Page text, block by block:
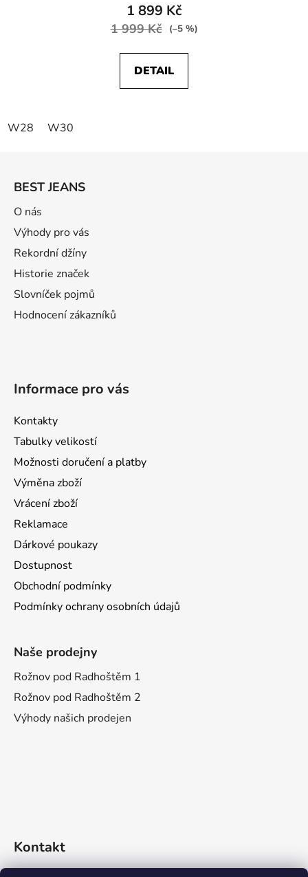
1 899 Kč
1 999 Kč (–5 %)
DETAIL
W28 W30
BEST JEANS
O nás
Výhody pro vás
Rekordní džíny
Historie značek
Slovníček pojmů
Hodnocení zákazníků
Informace pro vás
Kontakty
Tabulky velikostí
Možnosti doručení a platby
Výměna zboží
Vrácení zboží
Reklamace
Dárkové poukazy
Dostupnost
Obchodní podmínky
Podmínky ochrany osobních údajů
Naše prodejny
Rožnov pod Radhoštěm 1
Rožnov pod Radhoštěm 2
Výhody našich prodejen
Kontakt